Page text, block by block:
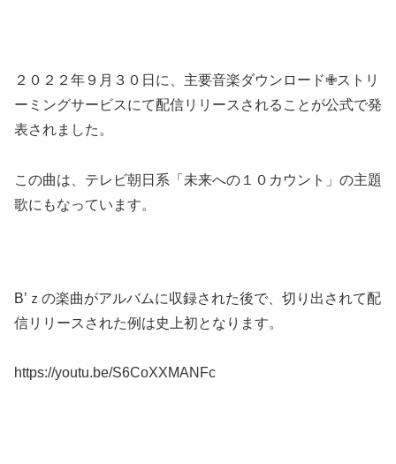
２０２２年９月３０日に、主要音楽ダウンロード✙ストリ
ーミングサービスにて配信リリースされることが公式で発
表されました。
この曲は、テレビ朝日系「未来への１０カウント」の主題
歌にもなっています。
B’ｚの楽曲がアルバムに収録された後で、切り出されて配
信リリースされた例は史上初となります。
https://youtu.be/S6CoXXMANFc